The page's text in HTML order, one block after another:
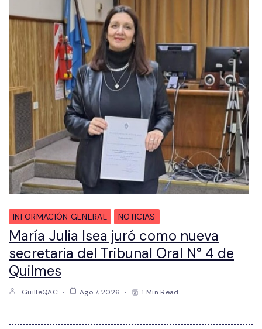
INFORMACIÓN GENERAL NOTICIAS
María Julia Isea juró como nueva
secretaria del Tribunal Oral N° 4 de
Quilmes
GuilleQAC Ago 7, 2026 1 Min Read